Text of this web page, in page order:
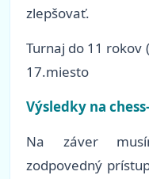
zlepšovať.
Turnaj do 11 rokov
17.miesto
Výsledky na
Na záver
zodpovedný